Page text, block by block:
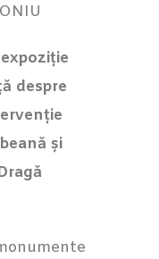
despre
și